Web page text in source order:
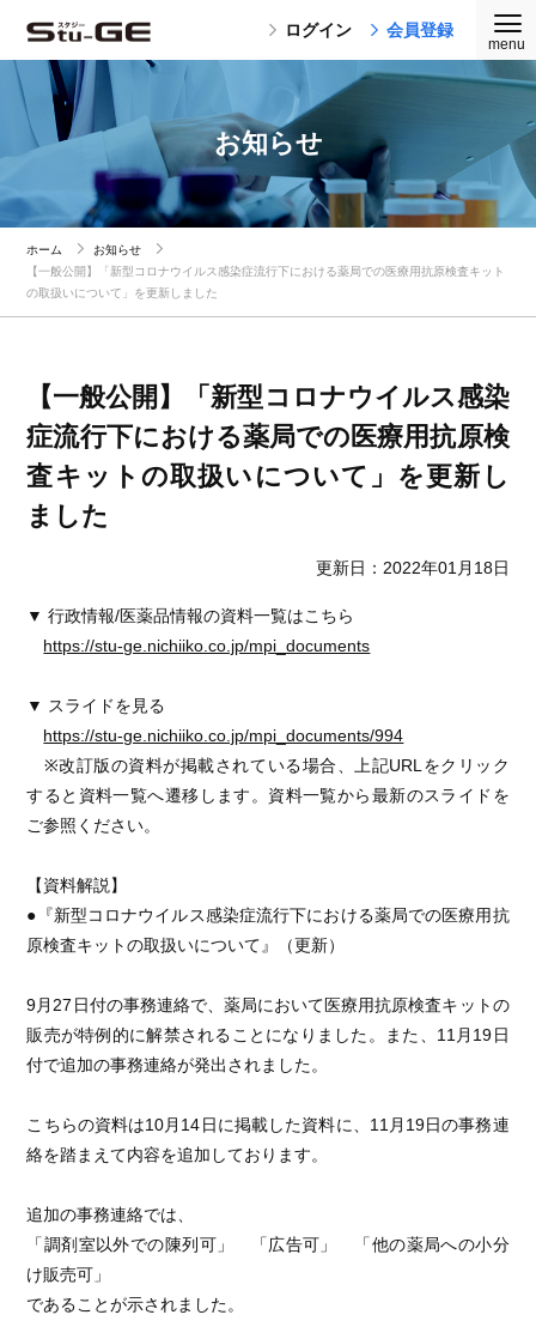
ログイン 会員登録
お知らせ
ホーム
お知らせ
【一般公開】「新型コロナウイルス感染症流行下における薬局での医療用抗原検査キット
の取扱いについて」を更新しました
【一般公開】「新型コロナウイルス感染
症流行下における薬局での医療用抗原検
査キットの取扱いについて」を更新し
ました
更新日：2022年01月18日
▼ 行政情報/医薬品情報の資料一覧はこちら
https://stu-ge.nichiiko.co.jp/mpi_documents
▼ スライドを見る
https://stu-ge.nichiiko.co.jp/mpi_documents/994
※改訂版の資料が掲載されている場合、上記URLをクリック
すると資料一覧へ遷移します。資料一覧から最新のスライドを
ご参照ください。
【資料解説】
●『新型コロナウイルス感染症流行下における薬局での医療用抗
原検査キットの取扱いについて』（更新）
9月27日付の事務連絡で、薬局において医療用抗原検査キットの
販売が特例的に解禁されることになりました。また、11月19日
付で追加の事務連絡が発出されました。
こちらの資料は10月14日に掲載した資料に、11月19日の事務連
絡を踏まえて内容を追加しております。
追加の事務連絡では、
「調剤室以外での陳列可」 「広告可」 「他の薬局への小分
け販売可」
であることが示されました。